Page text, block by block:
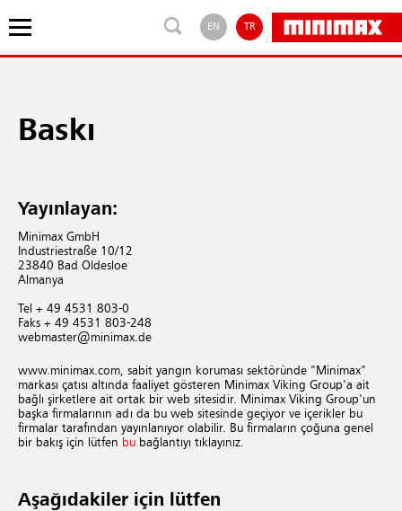
EN TR
Baskı
Yayınlayan:
Minimax GmbH
In­dus­triestraße 10/12
23840 Bad Oldesloe
Almanya
Tel + 49 4531 803-0
Faks + 49 4531 803-248
webmaster@minimax.de
www.​minimax.​com, sabit yangın koruması sektöründe "Minimax"
markası çatısı altında faaliyet gösteren Minimax Viking Group'a ait
bağlı şirketlere ait ortak bir web sitesidir. Minimax Viking Group'un
başka firmalarının adı da bu web sitesinde geçiyor ve içerikler bu
firmalar tarafından yayınlanıyor olabilir. Bu firmaların çoğuna genel
bir bakış için lütfen bu bağlantıyı tıklayınız.
Aşağıdakiler için lütfen